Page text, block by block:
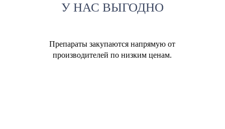
У НАС ВЫГОДНО
Препараты закупаются напрямую от
производителей по низким ценам.